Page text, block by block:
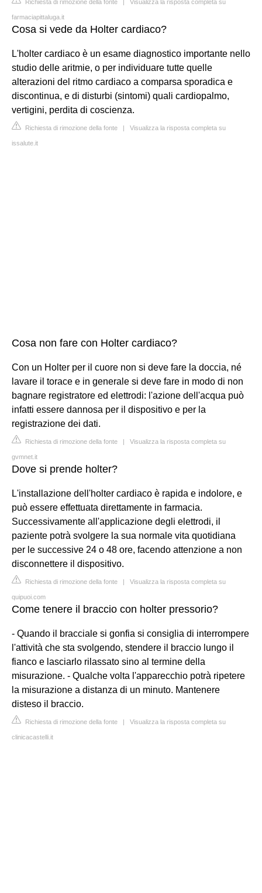
Richiesta di rimozione della fonte Visualizza la risposta completa su
farmaciapittaluga.it
Cosa si vede da Holter cardiaco?
L'holter cardiaco è un esame diagnostico importante nello
studio delle aritmie, o per individuare tutte quelle
alterazioni del ritmo cardiaco a comparsa sporadica e
discontinua, e di disturbi (sintomi) quali cardiopalmo,
vertigini, perdita di coscienza.
Richiesta di rimozione della fonte | Visualizza la risposta completa su
issalute.it
Cosa non fare con Holter cardiaco?
Con un Holter per il cuore non si deve fare la doccia, né
lavare il torace e in generale si deve fare in modo di non
bagnare registratore ed elettrodi: l'azione dell'acqua può
infatti essere dannosa per il dispositivo e per la
registrazione dei dati.
Richiesta di rimozione della fonte | Visualizza la risposta completa su
gvmnet.it
Dove si prende holter?
L'installazione dell'holter cardiaco è rapida e indolore, e
può essere effettuata direttamente in farmacia.
Successivamente all'applicazione degli elettrodi, il
paziente potrà svolgere la sua normale vita quotidiana
per le successive 24 o 48 ore, facendo attenzione a non
disconnettere il dispositivo.
Richiesta di rimozione della fonte | Visualizza la risposta completa su
quipuoi.com
Come tenere il braccio con holter pressorio?
- Quando il bracciale si gonfia si consiglia di interrompere
l'attività che sta svolgendo, stendere il braccio lungo il
fianco e lasciarlo rilassato sino al termine della
misurazione. - Qualche volta l'apparecchio potrà ripetere
la misurazione a distanza di un minuto. Mantenere
disteso il braccio.
Richiesta di rimozione della fonte | Visualizza la risposta completa su
clinicacastelli.it